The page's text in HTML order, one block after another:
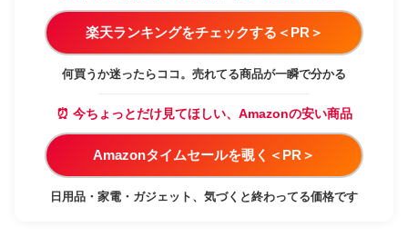
楽天ランキングをチェックする＜PR＞
何買うか迷ったらココ。売れてる商品が一瞬で分かる
⏰ 今ちょっとだけ見てほしい、Amazonの安い商品
Amazonタイムセールを覗く＜PR＞
日用品・家電・ガジェット、気づくと終わってる価格です